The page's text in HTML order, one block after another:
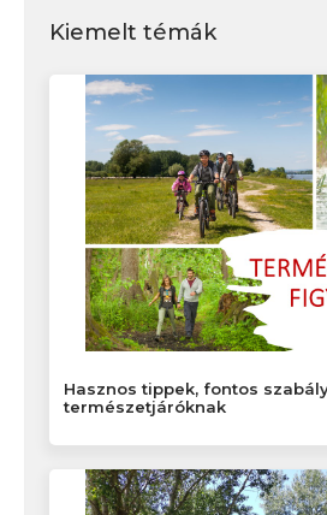
Kiemelt témák
Hasznos tippek, fontos
természetjáróknak